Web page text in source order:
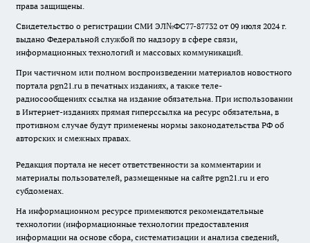
права защищены.
Свидетельство о регистрации СМИ ЭЛ№ФС77-87732 от 09 июля 2024 г.
выдано Федеральной службой по надзору в сфере связи,
информационных технологий и массовых коммуникаций.
При частичном или полном воспроизведении материалов новостного
портала pgn21.ru в печатных изданиях, а также теле-
радиосообщениях ссылка на издание обязательна. При использовании
в Интернет-изданиях прямая гиперссылка на ресурс обязательна, в
противном случае будут применены нормы законодательства РФ об
авторских и смежных правах.
Редакция портала не несет ответственности за комментарии и
материалы пользователей, размещенные на сайте pgn21.ru и его
субдоменах.
На информационном ресурсе применяются рекомендательные
технологии (информационные технологии предоставления
информации на основе сбора, систематизации и анализа сведений,